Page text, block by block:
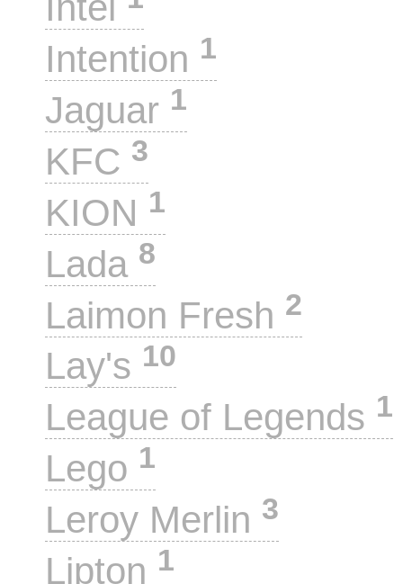
Intention 1
Jaguar 1
KFC 3
KION 1
Lada 8
Laimon Fresh 2
Lay's 10
League of Legends 1
Lego 1
Leroy Merlin 3
Lipton 1